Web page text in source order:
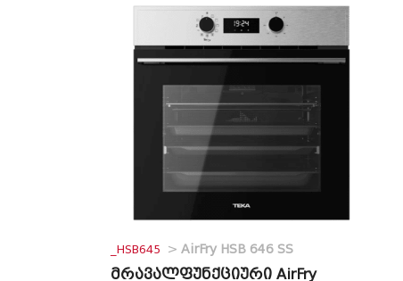
_HSB645 > AirFry HSB 646 SS
მრავალფუნქციური AirFry